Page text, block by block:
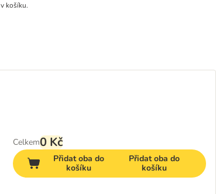
košíku.
Celkem0 Kč
Přidat oba do
košíku
Přidat oba do
košíku